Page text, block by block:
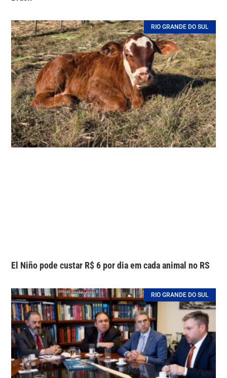
RIO GRANDE DO SUL
El Niño pode custar R$ 6 por dia em cada animal no RS
RIO GRANDE DO SUL